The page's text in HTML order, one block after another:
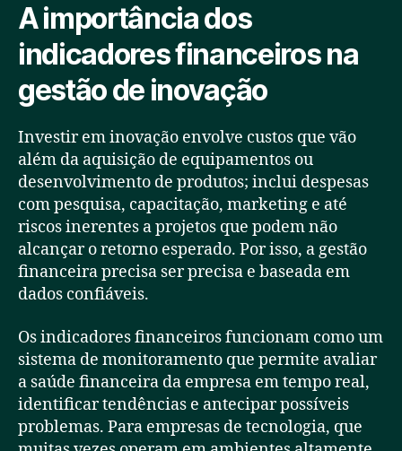
A importância dos
indicadores financeiros na
gestão de inovação
Investir em inovação envolve custos que vão
além da aquisição de equipamentos ou
desenvolvimento de produtos; inclui despesas
com pesquisa, capacitação, marketing e até
riscos inerentes a projetos que podem não
alcançar o retorno esperado. Por isso, a gestão
financeira precisa ser precisa e baseada em
dados confiáveis.
Os indicadores financeiros funcionam como um
sistema de monitoramento que permite avaliar
a saúde financeira da empresa em tempo real,
identificar tendências e antecipar possíveis
problemas. Para empresas de tecnologia, que